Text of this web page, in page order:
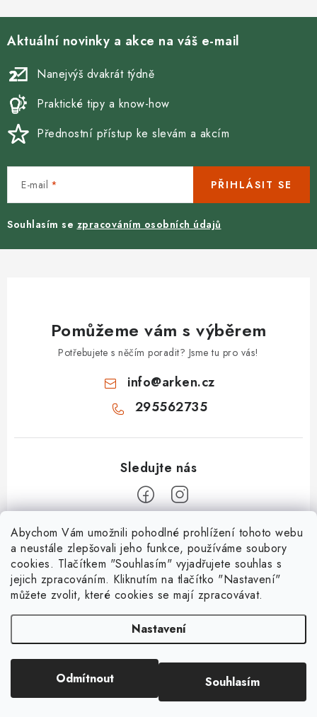
Abychom Vám umožnili pohodlné prohlížení tohoto webu
a neustále zlepšovali jeho funkce, používáme soubory
cookies. Tlačítkem "Souhlasím" vyjadřujete souhlas s
jejich zpracováním. Kliknutím na tlačítko "Nastavení"
můžete zvolit, které cookies se mají zpracovávat.
Nastavení
Odmítnout Souhlasím
r
v
k
y
v
ý
p
i
Aktuální novinky a akce na váš e-mail
Nanejvýš dvakrát týdně
Praktické tipy a know-how
Přednostní přístup ke slevám a akcím
E-mail
Souhlasím se zpracováním osobních údajů
PŘIHLÁSIT SE
Pomůžeme vám s výběrem
Potřebujete s něčím poradit? Jsme tu pro vás!
info@arken.cz
295562735
O Arken
O nás
Mapa servisů
Prodávané značky
Blog o vytápění
Vše o nákupu
Doprava a platba
Jak balíme zásilky
Platební metody
Možnosti dopravy Vytvořil Shoptet
Copyright 2026 . Všechna práva vyhrazena.